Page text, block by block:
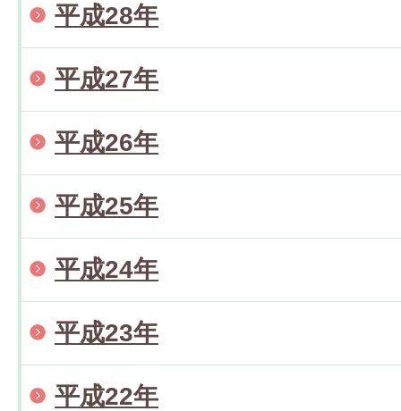
平成28年
平成27年
平成26年
平成25年
平成24年
平成23年
平成22年